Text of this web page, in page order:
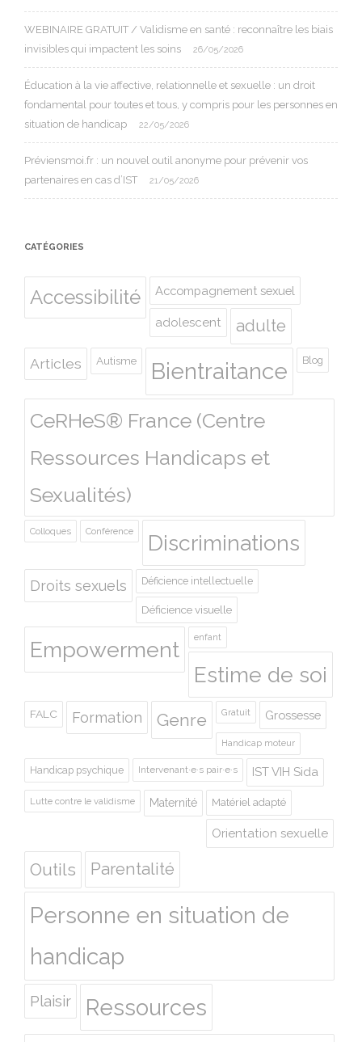
WEBINAIRE GRATUIT / Validisme en santé : reconnaître les biais
invisibles qui impactent les soins
26/05/2026
Éducation à la vie affective, relationnelle et sexuelle : un droit
fondamental pour toutes et tous, y compris pour les personnes en
situation de handicap
22/05/2026
Préviensmoi.fr : un nouvel outil anonyme pour prévenir vos
partenaires en cas d’IST
21/05/2026
CATÉGORIES
Accessibilité Accompagnement sexuel
adolescent adulte
Articles Autisme Bientraitance Blog
CeRHeS® France (Centre
Ressources Handicaps et
Sexualités)
Colloques Conférence Discriminations
Droits sexuels Déficience intellectuelle
Déficience visuelle
Empowerment enfant
Estime de soi
FALC Formation Genre Gratuit Grossesse
Handicap moteur
Handicap psychique Intervenant·e·s pair·e·s IST VIH Sida
Lutte contre le validisme Maternité Matériel adapté
Orientation sexuelle
Outils Parentalité
Personne en situation de
handicap
Plaisir Ressources